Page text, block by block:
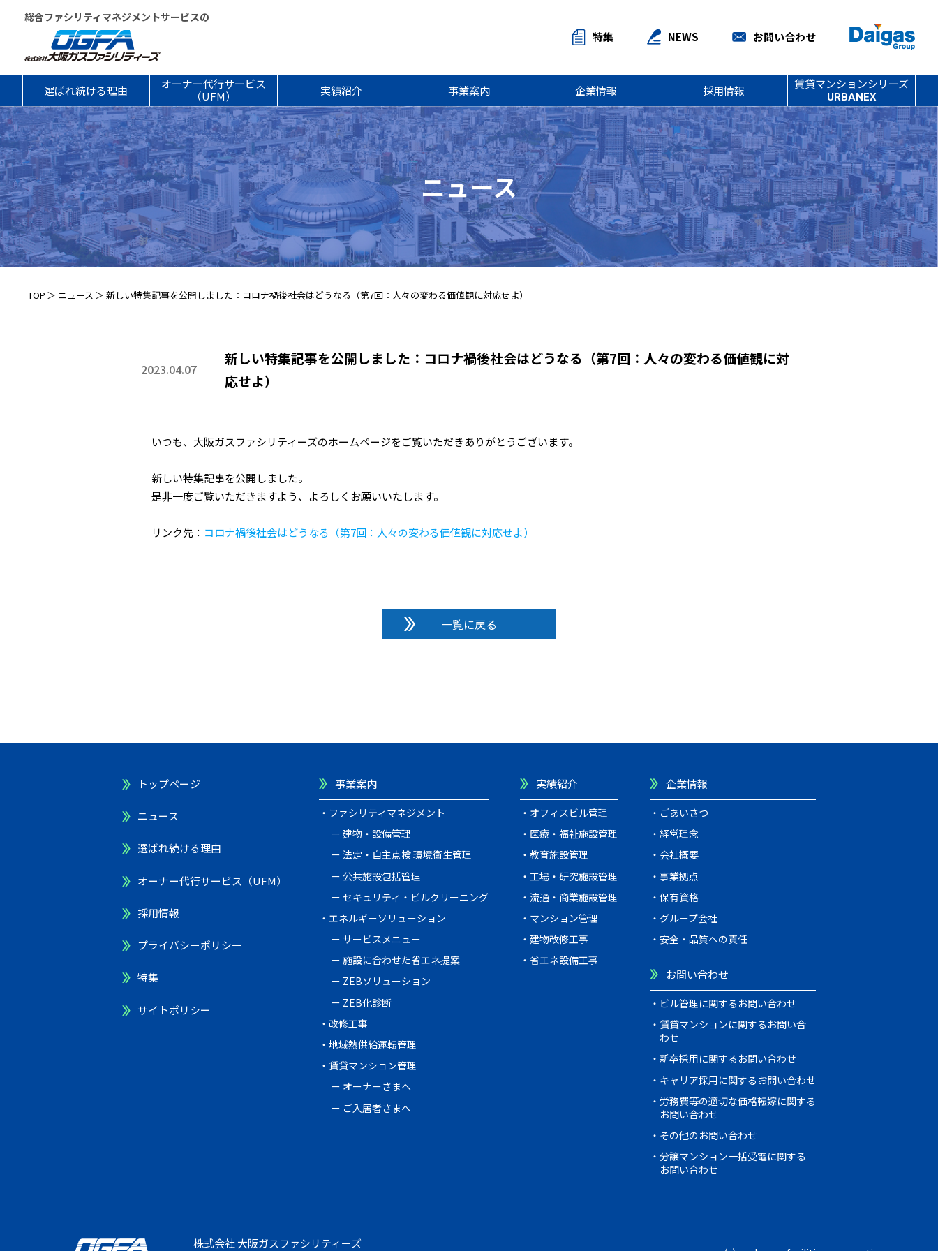
総合ファシリティマネジメントサービスの
特集 NEWS お問い合わせ
選ばれ続ける理由
オーナー代行サービス
（UFM）
実績紹介 事業案内 企業情報 採用情報 賃貸マンションシリーズ
URBANEX
ニュース
TOP ニュース 新しい特集記事を公開しました：コロナ禍後社会はどうなる（第7回：人々の変わる価値観に対応せよ）
2023.04.07
新しい特集記事を公開しました：コロナ禍後社会はどうなる（第7回：人々の変わる価値観に対
応せよ）
いつも、大阪ガスファシリティーズのホームページをご覧いただきありがとうございます。
新しい特集記事を公開しました。
是非一度ご覧いただきますよう、よろしくお願いいたします。
リンク先： コロナ禍後社会はどうなる（第7回：人々の変わる価値観に対応せよ）
一覧に戻る
トップページ
ニュース
選ばれ続ける理由
オーナー代行サービス（UFM）
採用情報
プライバシーポリシー
特集
サイトポリシー
事業案内
ファシリティマネジメント
建物・設備管理
法定・自主点検 環境衛生管理
公共施設包括管理
セキュリティ・ビルクリーニング
エネルギーソリューション
サービスメニュー
施設に合わせた省エネ提案
ZEBソリューション
ZEB化診断
改修工事
地域熱供給運転管理
賃貸マンション管理
オーナーさまへ
ご入居者さまへ
実績紹介
オフィスビル管理
医療・福祉施設管理
教育施設管理
工場・研究施設管理
流通・商業施設管理
マンション管理
建物改修工事
省エネ設備工事
企業情報
ごあいさつ
経営理念
会社概要
事業拠点
保有資格
グループ会社
安全・品質への責任
お問い合わせ
ビル管理に関するお問い合わせ
賃貸マンションに関するお問い合
わせ
新卒採用に関するお問い合わせ
キャリア採用に関するお問い合わせ
労務費等の適切な価格転嫁に関する
お問い合わせ
その他のお問い合わせ
分譲マンション一括受電に関する
お問い合わせ
株式会社 大阪ガスファシリティーズ